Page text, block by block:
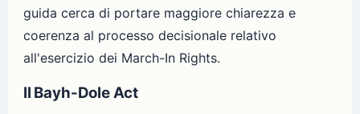
guida cerca di portare maggiore chiarezza e
coerenza al processo decisionale relativo
all'esercizio dei March-In Rights.
Il Bayh-Dole Act